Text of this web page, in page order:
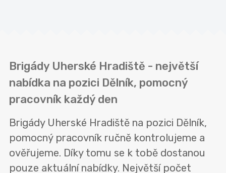
Brigády Uherské Hradiště - největší
nabídka na pozici Dělník, pomocný
pracovník každý den
Brigády Uherské Hradiště na pozici Dělník,
pomocný pracovník ručně kontrolujeme a
ověřujeme. Díky tomu se k tobě dostanou
pouze aktuální nabídky. Největší počet